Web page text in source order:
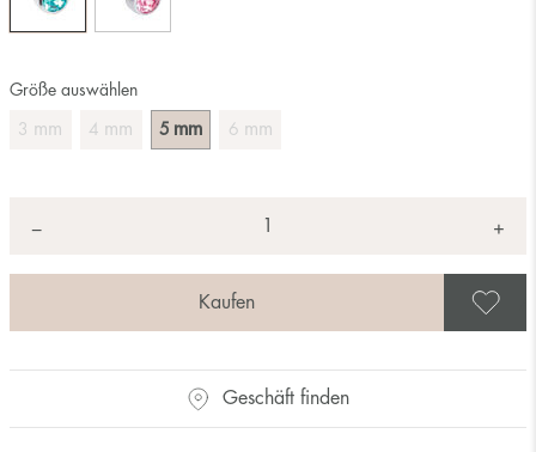
Größe auswählen
3 mm 4 mm 5 mm 6 mm
− +
Geschäft finden